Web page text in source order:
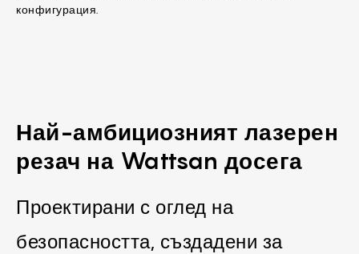
конфигурация.
Най-амбициозният лазерен
резач на Wattsan досега
Проектирани с оглед на
безопасността, създадени за